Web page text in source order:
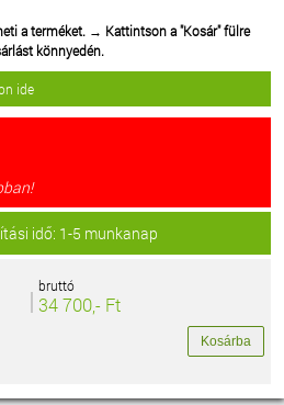
a terméket. → Kattintson a "Kosár" fülre
könnyedén.
ide
idő: 1-5 munkanap
bruttó
34 700,- Ft